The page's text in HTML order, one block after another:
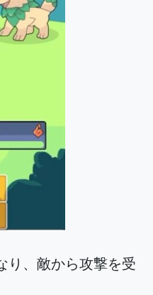
り、敵から攻撃を受